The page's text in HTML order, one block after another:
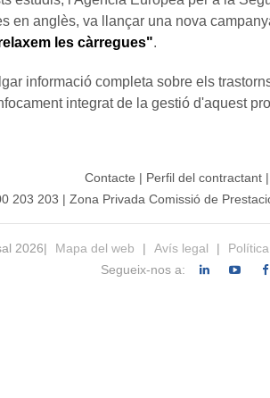
en anglès, va llançar una nova
les càrregues".
informació completa sobre els
integrat de la gestió d'aquest
Contacte | Perfil del contractant |
203 203 | Zona Privada Comissió de
2026| Mapa del web | Avís legal |
Segueix-nos a: